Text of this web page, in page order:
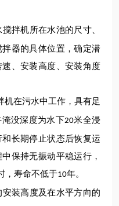
搅拌机所在水池的尺寸、
器的具体位置，确定潜
、安装高度、安装角度
机在污水中工作，具有足
没深度为水下20米全浸
长期停止状态后恢复运
保持无振动平稳运行，
，寿命不低于10年。
装高度及在水平方向的